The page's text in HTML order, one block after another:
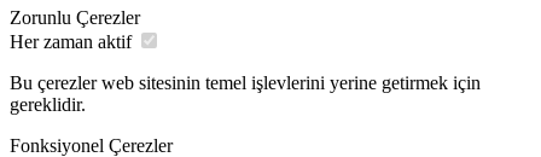
Zorunlu Çerezler
Her zaman aktif
Bu çerezler web sitesinin temel işlevlerini yerine getirmek için
gereklidir.
Fonksiyonel Çerezler